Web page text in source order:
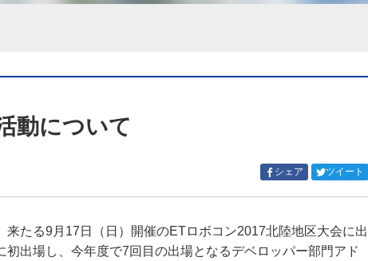
動について
シェアFacebook
ア
す
ツイート
ア
たる9月17日（日）開催のETロボコン2017北陸地区大会に出
出場し、今年度で7回目の出場となるデベロッパー部門アド